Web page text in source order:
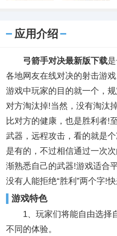
应用介绍
弓箭手对决最新版下载
各地网友在线对决的射击游
游戏中玩家的目的就一个，
对方淘汰掉!当然，没有淘汰
比对方的健康，也是胜利者!
武器，远程攻击，看的就是
是有的，不过相信通过一次
渐熟悉自己的武器!游戏适合
没有人能拒绝“胜利”两个字!
游戏特色
1、玩家们将能自由选择
不同的体验。